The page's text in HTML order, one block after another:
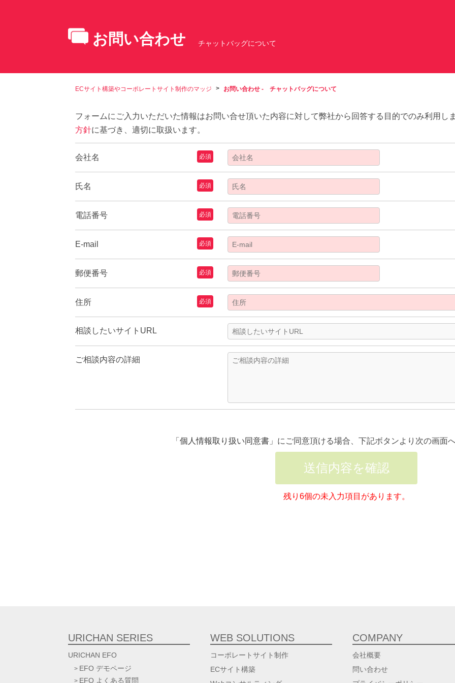
お問い合わせ チャットバッグについて
ECサイト構築やコーポレートサイト制作のマッジ お問い合わせ - チャットバッグについて
フォームにご入力いただいた情報はお問い合せ頂いた内容に対して弊社から回答する目的でのみ利用し
方針に基づき、適切に取扱います。
会社名 必須
氏名 必須
電話番号 必須
E-mail 必須
郵便番号 必須
住所 必須
相談したいサイトURL
ご相談内容の詳細
「 個人情報取り扱い同意書 」にご同意頂ける場合、下記ボタンより次の画面
送信内容を確認
残り6個の未入力項目があります。
URICHAN SERIES
URICHAN EFO
EFO デモページ
EFO よくある質問
WEB SOLUTIONS
コーポレートサイト制作
ECサイト構築
COMPANY
会社概要
問い合わせ